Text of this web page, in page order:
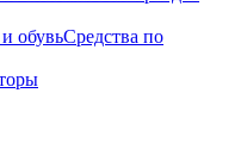
обувьСредства по